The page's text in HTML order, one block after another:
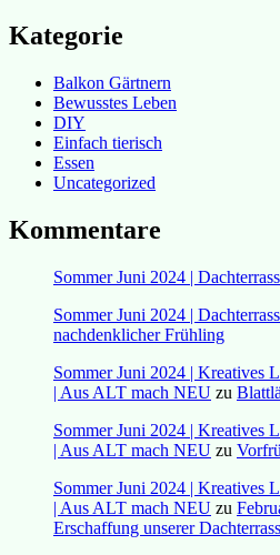
Kategorie
Balkon Gärtnern
Bewusstes Leben
DIY
Einfach tierisch
Essen
Uncategorized
Kommentare
Sommer Juni 2024 |
Sommer Juni 2024 |
nachdenklicher Frühling
Sommer Juni 2024 | Kreatives
| Aus ALT mach NEU zu
Sommer Juni 2024 | Kreatives
| Aus ALT mach NEU zu
Sommer Juni 2024 | Kreatives
| Aus ALT mach NEU zu
Erschaffung unserer